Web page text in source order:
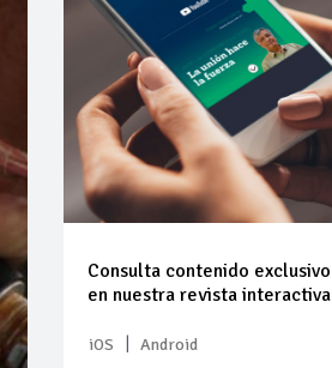
Consulta contenido exclusivo
en nuestra revista interactiva
iOS | Android